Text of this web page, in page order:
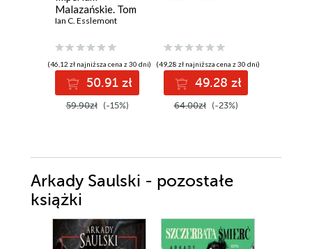
Malazańskie. Tom
5
Ian C. Esslemont
(46,12 zł najniższa cena z 30 dni)
50.91 zł
59.90zł (-15%)
(49,28 zł najniższa cena z 30 dni)
49.28 zł
64.00zł (-23%)
Arkady Saulski - pozostałe
książki